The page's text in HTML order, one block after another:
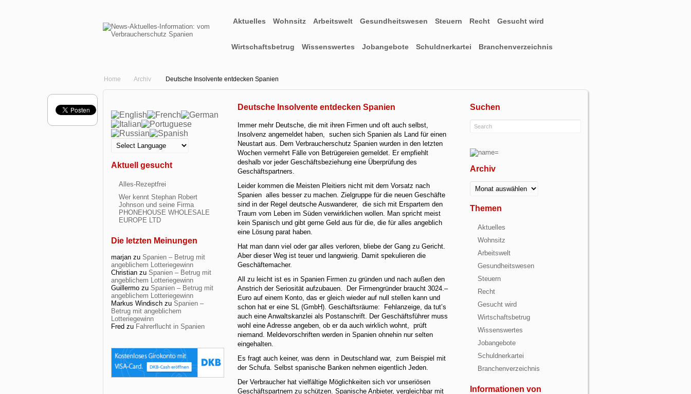
Aktuelles Wohnsitz Arbeitswelt Gesundheitswesen Steuern Recht Gesucht wird
Wirtschaftsbetrug Wissenswertes Jobangebote Schuldnerkartei Branchenverzeichnis
Home Archiv Deutsche Insolvente entdecken Spanien
Aktuell gesucht
Alles-Rezeptfrei
Wer kennt Stephan Robert
Johnson und seine Firma
PHONEHOUSE WHOLESALE
EUROPE LTD
Die letzten Meinungen
marjan zu Spanien – Betrug mit
angeblichem Lotteriegewinn
Christian zu Spanien – Betrug mit
angeblichem Lotteriegewinn
Guillermo zu Spanien – Betrug mit
angeblichem Lotteriegewinn
Markus Windisch zu Spanien –
Betrug mit angeblichem
Lotteriegewinn
Fred zu Fahrerflucht in Spanien
Suchen
Archiv
Archiv
Themen
Aktuelles
Wohnsitz
Arbeitswelt
Gesundheitswesen
Steuern
Recht
Gesucht wird
Wirtschaftsbetrug
Wissenswertes
Jobangebote
Schuldnerkartei
Branchenverzeichnis
Informationen von
Deutsche Insolvente entdecken Spanien
Immer mehr Deutsche, die mit ihren Firmen und oft auch selbst,
Insolvenz angemeldet haben, suchen sich Spanien als Land für einen
Neustart aus. Dem Verbraucherschutz Spanien wurden in den letzten
Wochen vermehrt Fälle von Betrügereien gemeldet. Er empfiehlt
deshalb vor jeder Geschäftsbeziehung eine Überprüfung des
Geschäftspartners.
Leider kommen die Meisten Pleitiers nicht mit dem Vorsatz nach
Spanien alles besser zu machen. Zielgruppe für die neuen Geschäfte
sind in der Regel deutsche Auswanderer, die sich mit Erspartem den
Traum vom Leben im Süden verwirklichen wollen. Man spricht meist
kein Spanisch und gibt gerne Geld aus für die, die für alles angeblich
eine Lösung parat haben.
Hat man dann viel oder gar alles verloren, bliebe der Gang zu Gericht.
Aber dieser Weg ist teuer und langwierig. Damit spekulieren die
Geschäftemacher.
All zu leicht ist es in Spanien Firmen zu gründen und nach außen den
Anstrich der Seriosität aufzubauen. Der Firmengründer braucht 3024.–
Euro auf einem Konto, das er gleich wieder auf null stellen kann und
schon hat er eine SL (GmbH). Geschäftsräume: Fehlanzeige, da tut’s
auch eine Anwaltskanzlei als Postanschrift. Der Geschäftsführer muss
wohl eine Adresse angeben, ob er da auch wirklich wohnt, prüft
niemand. Meldevorschriften werden in Spanien ohnehin nur selten
eingehalten.
Es fragt auch keiner, was denn in Deutschland war, zum Beispiel mit
der Schufa. Selbst spanische Banken nehmen eigentlich Jeden.
Der Verbraucher hat vielfältige Möglichkeiten sich vor unseriösen
Geschäftspartnern zu schützen. Spanische Anbieter, vergleichbar mit